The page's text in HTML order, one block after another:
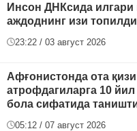
Инсон ДНКсида
аждоднинг изи топилди
23:22 / 03 август 2026
Афғонистонда ота
атрофдагиларга 10
бола сифатида
05:12 / 07 август 2026